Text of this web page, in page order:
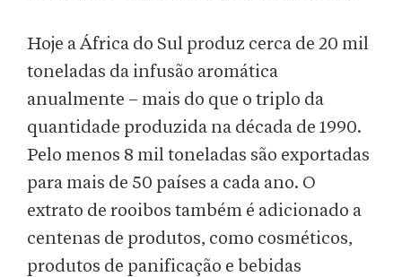
Hoje a África do Sul produz cerca de 20 mil
toneladas da infusão aromática
anualmente – mais do que o triplo da
quantidade produzida na década de 1990.
Pelo menos 8 mil toneladas são exportadas
para mais de 50 países a cada ano. O
extrato de rooibos também é adicionado a
centenas de produtos, como cosméticos,
produtos de panificação e bebidas